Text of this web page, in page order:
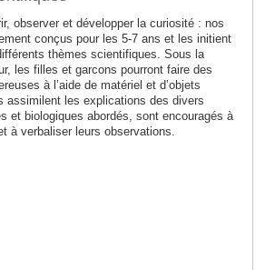
observer et développer la curiosité : nos
conçus pour les 5-7 ans et les initient
thèmes scientifiques. Sous la
les filles et garcons pourront faire des
à l’aide de matériel et d’objets
assimilent les explications des divers
et biologiques abordés, sont encouragés à
à verbaliser leurs observations.